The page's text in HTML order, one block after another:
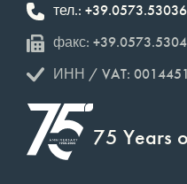
тел.:
факс:
ИНН / VAT:
75 Years